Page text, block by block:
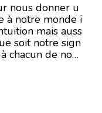
nous donner u
à notre monde i
mais auss
soit notre sign
chacun de nous